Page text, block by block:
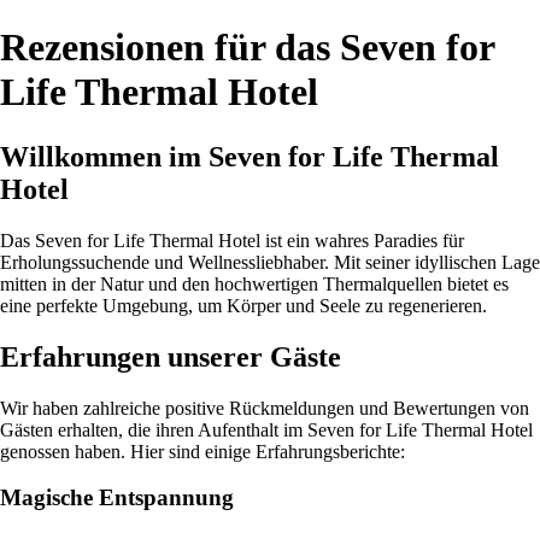
Rezensionen für das Seven for
Life Thermal Hotel
Willkommen im Seven for Life Thermal
Hotel
Das Seven for Life Thermal Hotel ist ein wahres Paradies für
Erholungssuchende und Wellnessliebhaber. Mit seiner idyllischen Lage
mitten in der Natur und den hochwertigen Thermalquellen bietet es
eine perfekte Umgebung, um Körper und Seele zu regenerieren.
Erfahrungen unserer Gäste
Wir haben zahlreiche positive Rückmeldungen und Bewertungen von
Gästen erhalten, die ihren Aufenthalt im Seven for Life Thermal Hotel
genossen haben. Hier sind einige Erfahrungsberichte:
Magische Entspannung